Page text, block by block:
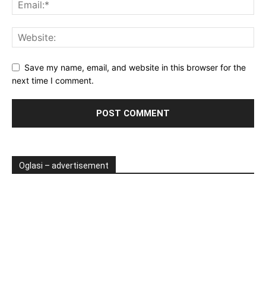
Save my name, email, and website in this browser for the
next time I comment.
Oglasi – advertisement